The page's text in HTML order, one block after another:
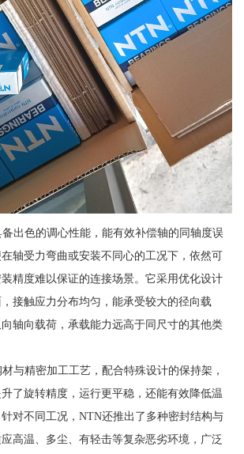
出色的调心性能，能有效补偿轴的同轴度误
轴受力弯曲或安装不同心的工况下，依然可
精度难以保证的连接场景。它采用优化设计
接触应力分布均匀，能承受较大的径向载
轴向载荷，承载能力远高于同尺寸的其他类
与精密加工工艺，配合特殊设计的保持架，
了旋转精度，运行更平稳，还能有效降低温
对不同工况，NTN还推出了多种密封结构与
高温、多尘、有轻击等复杂恶劣环境，广泛